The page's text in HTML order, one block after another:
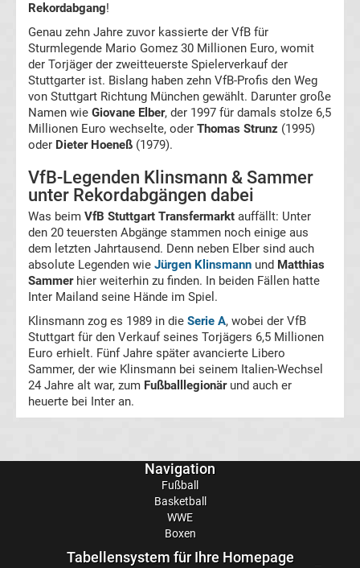
Europa
League
Ergebnisse
Conference
Erg.
Conference
League
Tabelle
Formel
1
Rekordabgang!
Genau zehn Jahre zuvor kassierte der VfB für
Sturmlegende Mario Gomez 30 Millionen Euro, womit
der Torjäger der zweitteuerste Spielerverkauf der
Stuttgarter ist. Bislang haben zehn VfB-Profis den Weg
von Stuttgart Richtung München gewählt. Darunter große
Namen wie Giovane Elber, der 1997 für damals stolze 6,5
Millionen Euro wechselte, oder Thomas Strunz (1995)
oder Dieter Hoeneß (1979).
VfB-Legenden Klinsmann & Sammer
unter Rekordabgängen dabei
Was beim VfB Stuttgart Transfermarkt auffällt: Unter
den 20 teuersten Abgänge stammen noch einige aus
dem letzten Jahrtausend. Denn neben Elber sind auch
absolute Legenden wie Jürgen Klinsmann und Matthias
Sammerhier weiterhin zu finden. In beiden Fällen hatte
Inter Mailand seine Hände im Spiel.
Klinsmann zog es 1989 in die Serie A, wobei der VfB
Stuttgart für den Verkauf seines Torjägers 6,5 Millionen
Euro erhielt. Fünf Jahre später avancierte Libero
Sammer, der wie Klinsmann bei seinem Italien-Wechsel
24 Jahre alt war, zum Fußballlegionärund auch er
heuerte bei Inter an.
Navigation
Fußball
Basketball
WWE
Boxen
Tabellensystem für Ihre Homepage